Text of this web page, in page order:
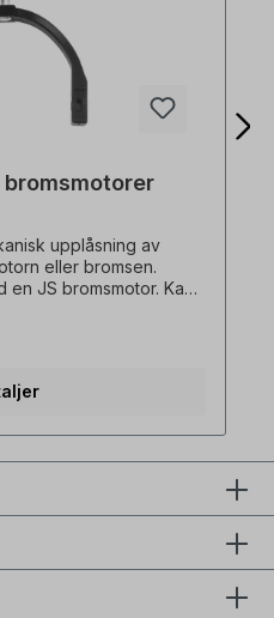
upplåsning av
eller bromsen.
en JS bromsmotor. Kan
reservation för